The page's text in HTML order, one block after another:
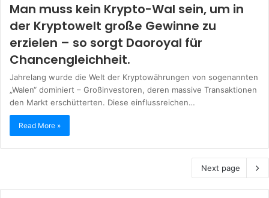
Man muss kein Krypto-Wal sein, um in
der Kryptowelt große Gewinne zu
erzielen – so sorgt Daoroyal für
Chancengleichheit.
Jahrelang wurde die Welt der Kryptowährungen von sogenannten
„Walen“ dominiert – Großinvestoren, deren massive Transaktionen
den Markt erschütterten. Diese einflussreichen…
Read More »
Next page